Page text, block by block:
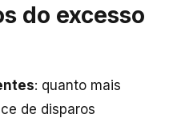
do excesso
: quanto mais
de disparos